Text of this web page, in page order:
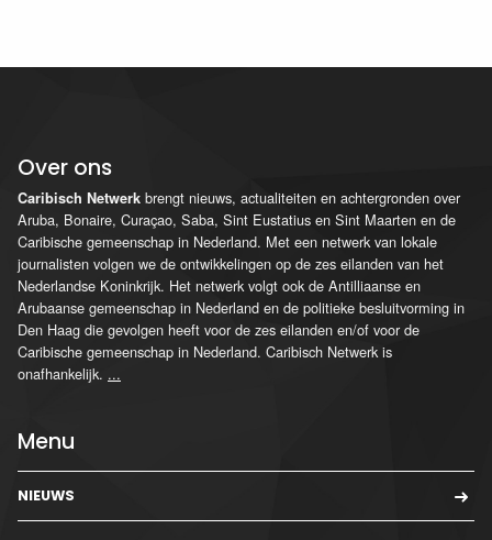
Over ons
Caribisch Netwerk brengt nieuws, actualiteiten en achtergronden over
Aruba, Bonaire, Curaçao, Saba, Sint Eustatius en Sint Maarten en de
Caribische gemeenschap in Nederland. Met een netwerk van lokale
journalisten volgen we de ontwikkelingen op de zes eilanden van het
Nederlandse Koninkrijk. Het netwerk volgt ook de Antilliaanse en
Arubaanse gemeenschap in Nederland en de politieke besluitvorming in
Den Haag die gevolgen heeft voor de zes eilanden en/of voor de
Caribische gemeenschap in Nederland. Caribisch Netwerk is
onafhankelijk. ...
Menu
NIEUWS